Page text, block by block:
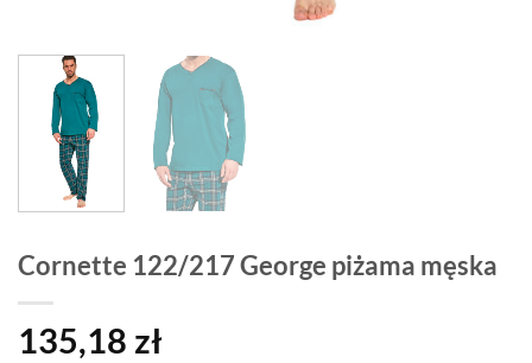
Cornette 122/217 George piżama męska
135,18 zł